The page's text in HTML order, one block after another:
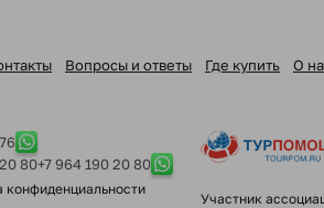
Вопросы и ответы Где купить О
80+7 964 190 20 80
конфиденциальности
Участник